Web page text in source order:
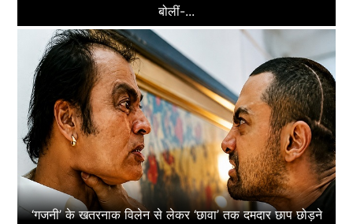
बोलीं-...
‘गजनी’ के खतरनाक विलेन से लेकर ‘छावा’ तक दमदार छाप छोड़ने